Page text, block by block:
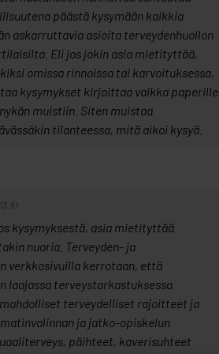
päästä kysymään kaikkia
askarruttavia asioita terveydenhuollon
Eli jos jokin asia mietityttää,
omissa rinnoissa tai karvoituksessa,
kysymykset kirjoittaa vaikka paperille
muistiin. Siten muistaa
tilanteessa, mitä aikoi kysyä.
kysymyksestä, asia mietityttää
nuoria. Terveyden- ja
verkkosivuilla kerrotaan, että
laajassa terveystarkastuksessa
terveydelliset rajoitteet ja
ja jatko-opiskelun
päihteet, kaverisuhteet